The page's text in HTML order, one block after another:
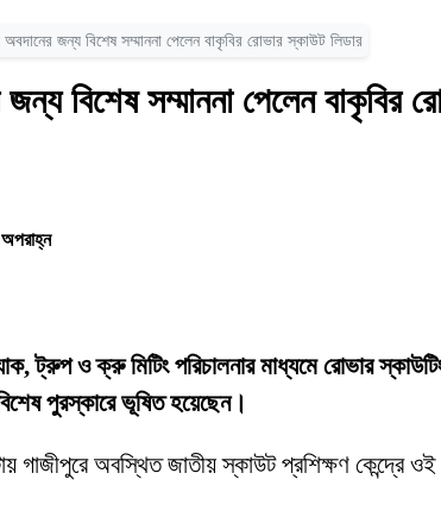
অবদানের জন্য বিশেষ সম্মাননা পেলেন বাকৃবির রোভার স্কাউট লিডার
বিশেষ সম্মাননা পেলেন বাকৃবির
ট্রুপ ও ক্রু মিটিং পরিচালনার মাধ্যমে রোভার
পুরস্কারে ভূষিত হয়েছেন।
গাজীপুরে অবস্থিত জাতীয় স্কাউট প্রশিক্ষণ কেন্দ্রে